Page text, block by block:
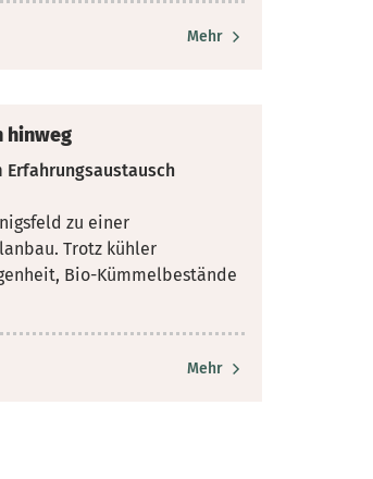
Mehr
hinweg
Erfahrungsaustausch
zu einer
Trotz kühler
Bio-Kümmelbestände
Mehr